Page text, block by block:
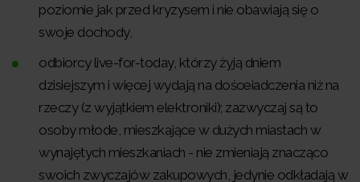
poziomie jak przed kryzysem i nie obawiają się o
swoje dochody,
odbiorcy live-for-today, którzy żyją dniem
dzisiejszym i więcej wydają na dośœiadczenia niż na
rzeczy (z wyjątkiem elektroniki); zazwyczaj są to
osoby młode, mieszkające w dużych miastach w
wynajętych mieszkaniach - nie zmieniają znacząco
swoich zwyczajów zakupowych, jedynie odkładają w